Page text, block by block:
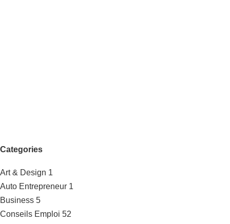
Categories
Art & Design 1
Auto Entrepreneur 1
Business 5
Conseils Emploi 52